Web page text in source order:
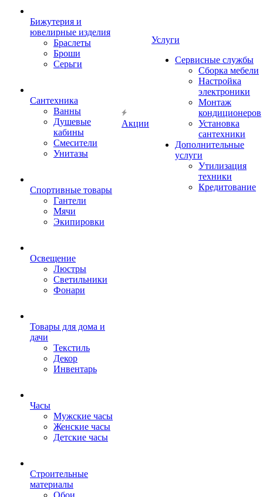
Бижутерия и
ювелирные изделия
Браслеты
Броши
Серьги
Сантехника
Ванны
Душевые
кабины
Смесители
Унитазы
Спортивные товары
Гантели
Мячи
Экипировки
Освещение
Люстры
Светильники
Фонари
Товары для дома и
дачи
Текстиль
Декор
Инвентарь
Часы
Мужские часы
Женские часы
Детские часы
Строительные
материалы
Обои
Акции
Услуги
Сервисные службы
Сборка мебели
Настройка
электроники
Монтаж
кондиционеров
Установка
сантехники
Дополнительные
услуги
Утилизация
техники
Кредитование